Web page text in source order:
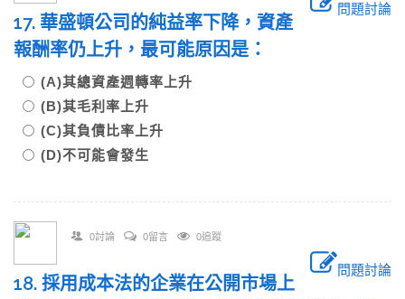
問題討論
17. 華盛頓公司的純益率下降，資產
報酬率仍上升，最可能原因是：
(A)其總資產週轉率上升
(B)其毛利率上升
(C)其負債比率上升
(D)不可能會發生
0討論 0留言 0追蹤
問題討論
18. 採用成本法的企業在公開市場上